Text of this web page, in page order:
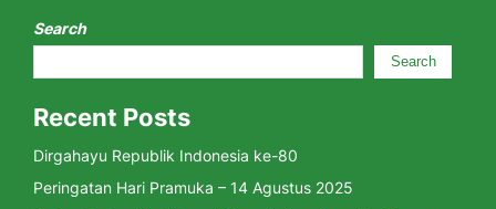
Search
Search
Recent Posts
Dirgahayu Republik Indonesia ke-80
Peringatan Hari Pramuka – 14 Agustus 2025